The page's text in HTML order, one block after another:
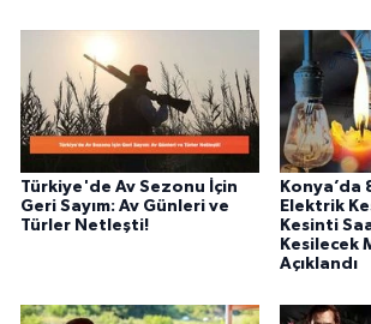
Türkiye'de Av Sezonu İçin
Geri Sayım: Av Günleri ve
Türler Netleşti!
Konya’da
Elektrik
Kesinti
Kesilecek
Açıklandı